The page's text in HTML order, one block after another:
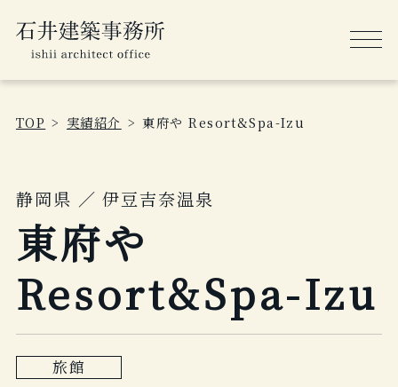
TOP 実績紹介 東府や Resort&Spa-Izu
静岡県 ／ 伊豆吉奈温泉
東府や
Resort&Spa-Izu
旅館